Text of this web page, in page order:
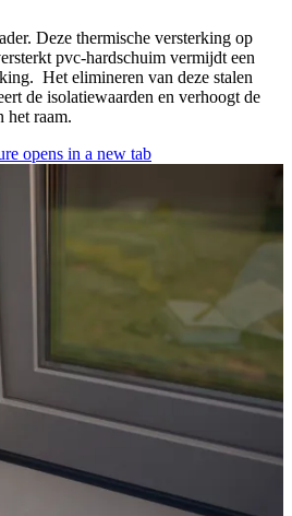
Deze thermische versterking op
pvc-hardschuim vermijdt een
Het elimineren van deze stalen
de isolatiewaarden en verhoogt de
het raam.
opens in a new tab